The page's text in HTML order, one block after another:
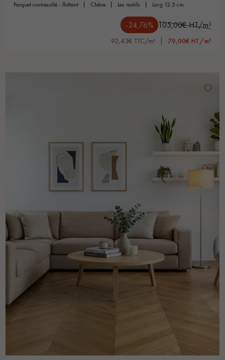
parquet contrecollé - flottant chêne les motifs larg 12.5 cm
-24,76% 105,00€ HT/m²
92,43€ TTC/m² 79,00€ HT/m²